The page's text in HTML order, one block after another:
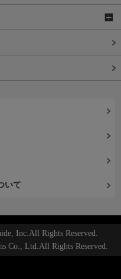
いて
Inc.All Rights Reserved.
Co., Ltd.All Rights Reserved.